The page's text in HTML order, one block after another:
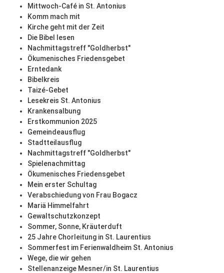
Mittwoch-Café in St. Antonius
Komm mach mit
Kirche geht mit der Zeit
Die Bibel lesen
Nachmittagstreff "Goldherbst"
Ökumenisches Friedensgebet
Erntedank
Bibelkreis
Taizé-Gebet
Lesekreis St. Antonius
Krankensalbung
Erstkommunion 2025
Gemeindeausflug
Stadtteilausflug
Nachmittagstreff "Goldherbst"
Spielenachmittag
Ökumenisches Friedensgebet
Mein erster Schultag
Verabschiedung von Frau Bogacz
Mariä Himmelfahrt
Gewaltschutzkonzept
Sommer, Sonne, Kräuterduft
25 Jahre Chorleitung in St. Laurentius
Sommerfest im Ferienwaldheim St. Antonius
Wege, die wir gehen
Stellenanzeige Mesner/in St. Laurentius